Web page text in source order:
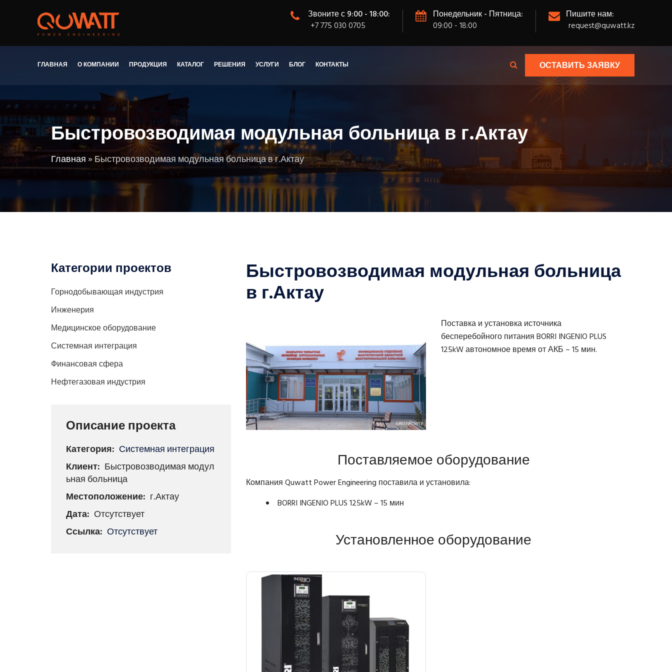
Звоните с 9:00 - 18:00:
+7 775 030 0705
Понедельник - Пятница:
09:00 - 18:00
Пишите нам:
request@quwatt.kz
ГЛАВНАЯ О КОМПАНИИ ПРОДУКЦИЯ КАТАЛОГ РЕШЕНИЯ УСЛУГИ БЛОГ КОНТАКТЫ ОСТАВИТЬ ЗАЯВКУ
Быстровозводимая модульная больница в г.Актау
Главная» Быстровозводимая модульная больница в г.Актау
Категории проектов
Горнодобывающая индустрия
Инженерия
Медицинское оборудование
Системная интеграция
Финансовая сфера
Нефтегазовая индустрия
Описание проекта
Категория: Системная интеграция
Клиент: Быстровозводимая модул
ьная больница
Местоположение: г.Актау
Дата: Отсутствует
Ссылка: Отсутствует
Быстровозводимая модульная больница
в г.Актау
Поставка и установка источника
бесперебойного питания BORRI INGENIO PLUS
125kW автономное время от АКБ – 15 мин.
Поставляемое оборудование
Компания Quwatt Power Engineering поставила и установила:
BORRI INGENIO PLUS 125kW – 15 мин
Установленное оборудование